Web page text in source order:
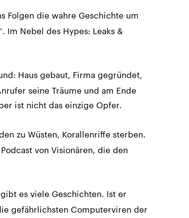
Folgen die wahre Geschichte um
Im Nebel des Hypes: Leaks &
Haus gebaut, Firma gegründet,
seine Träume und am Ende
ist nicht das einzige Opfer.
zu Wüsten, Korallenriffe sterben.
von Visionären, die den
es viele Geschichten. Ist er
gefährlichsten Computerviren der